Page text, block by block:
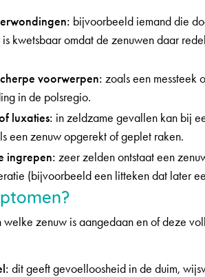
bijvoorbeeld iemand die
is kwetsbaar omdat de zenuwen daar
voorwerpen: zoals een messteek
in de polsregio.
luxaties: in zeldzame gevallen kan bij
een zenuw opgerekt of geplet raken.
ingrepen: zeer zelden ontstaat een
(bijvoorbeeld een litteken dat later
welke zenuw is aangedaan en of deze
dit geeft gevoelloosheid in de duim,